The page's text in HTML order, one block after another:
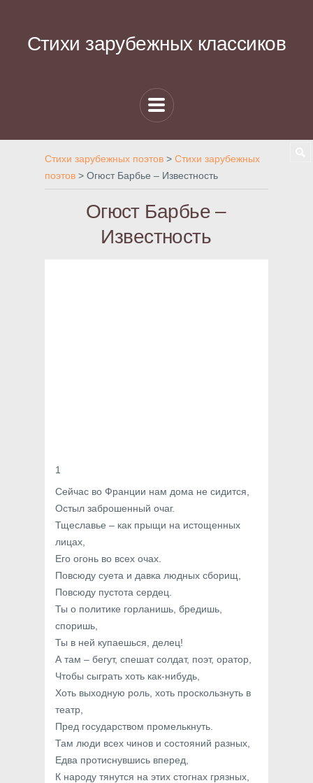
Стихи зарубежных классиков
Стихи зарубежных поэтов > Стихи зарубежных
поэтов > Огюст Барбье – Известность
Огюст Барбье –
Известность
1
Сейчас во Франции нам дома не сидится,
Остыл заброшенный очаг.
Тщеславье – как прыщи на истощенных
лицах,
Его огонь во всех очах.
Повсюду суета и давка людных сборищ,
Повсюду пустота сердец.
Ты о политике горланишь, бредишь,
споришь,
Ты в ней купаешься, делец!
А там – бегут, спешат солдат, поэт, оратор,
Чтобы сыграть хоть как-нибудь,
Хоть выходную роль, хоть проскользнуть в
театр,
Пред государством промелькнуть.
Там люди всех чинов и состояний разных,
Едва протиснувшись вперед,
К народу тянутся на этих стогнах грязных,